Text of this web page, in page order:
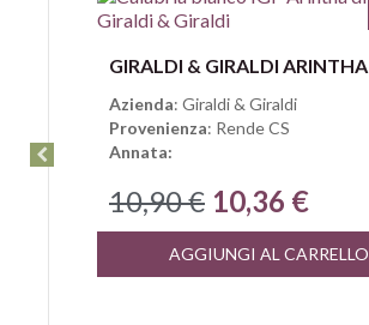
Anteprima
Azienda: Giraldi & Giraldi
Provenienza: Rende CS
Annata:
10,90 € 10,36 €
AGGIUNGI AL CARRELLO